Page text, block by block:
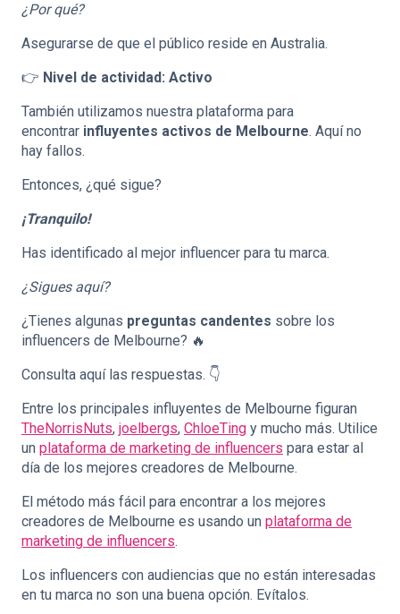
¿Por qué?
Asegurarse de que el público reside en Australia.
👉 Nivel de actividad: Activo
También utilizamos nuestra plataforma para
encontrar influyentes activos de Melbourne. Aquí no
hay fallos.
Entonces, ¿qué sigue?
¡Tranquilo!
Has identificado al mejor influencer para tu marca.
¿Sigues aquí?
¿Tienes algunas preguntas candentes sobre los
influencers de Melbourne? 🔥
Consulta aquí las respuestas. 👇
Entre los principales influyentes de Melbourne figuran
TheNorrisNuts, joelbergs, ChloeTing y mucho más. Utilice
un plataforma de marketing de influencers para estar al
día de los mejores creadores de Melbourne.
El método más fácil para encontrar a los mejores
creadores de Melbourne es usando un plataforma de
marketing de influencers.
Los influencers con audiencias que no están interesadas
en tu marca no son una buena opción. Evítalos.